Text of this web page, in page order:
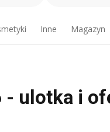
Inne Magazyn
- ulotka i